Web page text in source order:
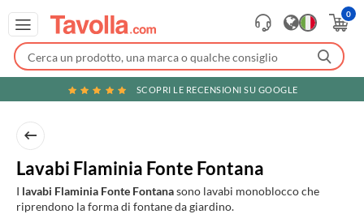
0
SCOPRI LE RECENSIONI SU GOOGLE
Lavabi Flaminia Fonte Fontana
I lavabi Flaminia Fonte Fontanasono lavabi monoblocco che
riprendono la forma di fontane da giardino.